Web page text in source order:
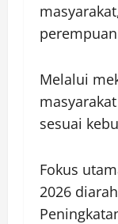
Melalui
sesuai
Fokus
2026